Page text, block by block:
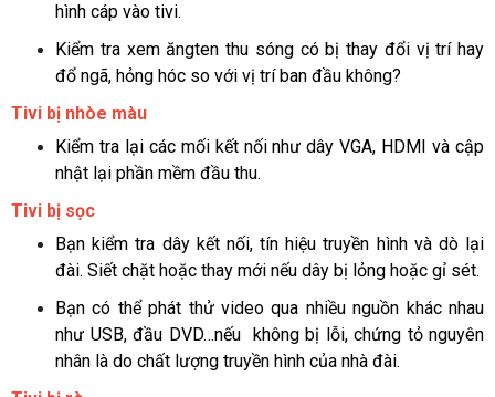
hình cáp vào tivi.
Kiểm tra xem ăngten thu sóng có bị thay đổi vị trí hay
đổ ngã, hỏng hóc so với vị trí ban đầu không?
Tivi bị nhòe màu
Kiểm tra lại các mối kết nối như dây VGA, HDMI và cập
nhật lại phần mềm đầu thu.
Tivi bị sọc
Bạn kiểm tra dây kết nối, tín hiệu truyền hình và dò lại
đài. Siết chặt hoặc thay mới nếu dây bị lỏng hoặc gỉ sét.
Bạn có thể phát thử video qua nhiều nguồn khác nhau
như USB, đầu DVD…nếu  không bị lỗi, chứng tỏ nguyên
nhân là do chất lượng truyền hình của nhà đài.